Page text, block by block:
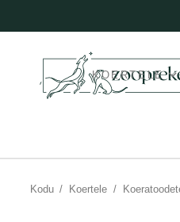
KOERTELE
Kodu / Koertele /